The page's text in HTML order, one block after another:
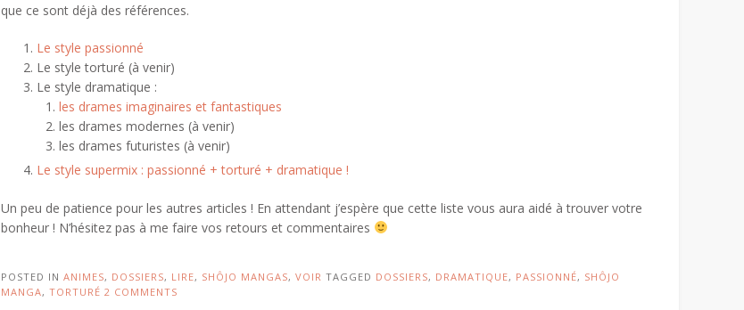
que ce sont déjà des références.
Le style passionné
Le style torturé (à venir)
Le style dramatique :
les drames imaginaires et fantastiques
les drames modernes (à venir)
les drames futuristes (à venir)
Le style supermix : passionné + torturé + dramatique !
Un peu de patience pour les autres articles ! En attendant j’espère que cette liste vous aura aidé à trouver votre
bonheur ! N’hésitez pas à me faire vos retours et commentaires
POSTED IN ANIMES, DOSSIERS, LIRE, SHÔJO MANGAS, VOIR TAGGED DOSSIERS, DRAMATIQUE, PASSIONNÉ, SHÔJO
MANGA, TORTURÉ 2 COMMENTS